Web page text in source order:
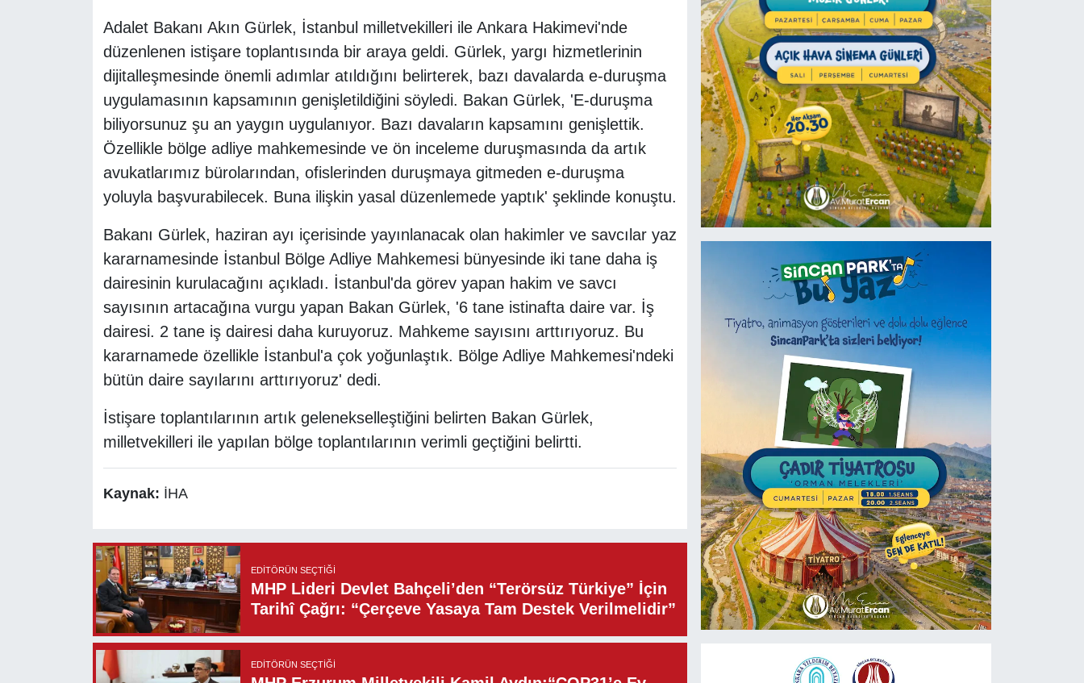
Adalet Bakanı Akın Gürlek, İstanbul milletvekilleri ile Ankara Hakimevi'nde
düzenlenen istişare toplantısında bir araya geldi. Gürlek, yargı hizmetlerinin
dijitalleşmesinde önemli adımlar atıldığını belirterek, bazı davalarda e-duruşma
uygulamasının kapsamının genişletildiğini söyledi. Bakan Gürlek, 'E-duruşma
biliyorsunuz şu an yaygın uygulanıyor. Bazı davaların kapsamını genişlettik.
Özellikle bölge adliye mahkemesinde ve ön inceleme duruşmasında da artık
avukatlarımız bürolarından, ofislerinden duruşmaya gitmeden e-duruşma
yoluyla başvurabilecek. Buna ilişkin yasal düzenlemede yaptık' şeklinde konuştu.
Bakanı Gürlek, haziran ayı içerisinde yayınlanacak olan hakimler ve savcılar yaz
kararnamesinde İstanbul Bölge Adliye Mahkemesi bünyesinde iki tane daha iş
dairesinin kurulacağını açıkladı. İstanbul'da görev yapan hakim ve savcı
sayısının artacağına vurgu yapan Bakan Gürlek, '6 tane istinafta daire var. İş
dairesi. 2 tane iş dairesi daha kuruyoruz. Mahkeme sayısını arttırıyoruz. Bu
kararnamede özellikle İstanbul'a çok yoğunlaştık. Bölge Adliye Mahkemesi'ndeki
bütün daire sayılarını arttırıyoruz' dedi.
İstişare toplantılarının artık gelenekselleştiğini belirten Bakan Gürlek,
milletvekilleri ile yapılan bölge toplantılarının verimli geçtiğini belirtti.
Kaynak: İHA
EDITÖRÜN SEÇTIĞI
MHP Lideri Devlet Bahçeli’den “Terörsüz Türkiye” İçin
Tarihî Çağrı: “Çerçeve Yasaya Tam Destek Verilmelidir”
EDITÖRÜN SEÇTIĞI